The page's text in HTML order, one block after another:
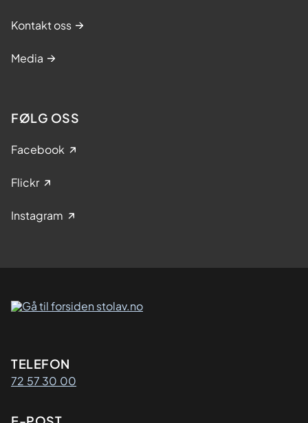
Kontakt oss
Media
FØLG OSS
Facebook
Flickr
Instagram
Kontaktinformasjon
TELEFON
72 57 30 00